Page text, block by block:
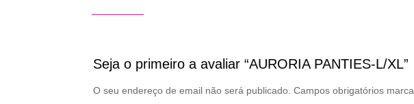
Seja o primeiro a avaliar “AURORIA PANTIES-L/XL”
O seu endereço de email não será publicado. Campos obrigatórios